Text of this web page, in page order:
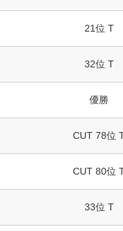
21位 T
32位 T
優勝
CUT 78位
CUT 80位
33位 T